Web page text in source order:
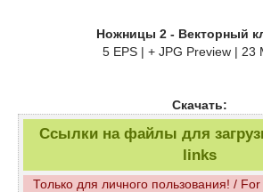
Ножницы 2 - Векторный
5 EPS | + JPG Preview | 23
Скачать:
Ссылки на файлы для
links
Только для личного пользования! /